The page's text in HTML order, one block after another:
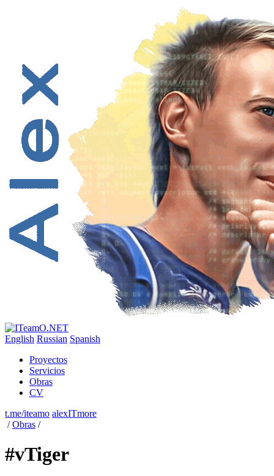
English Russian Spanish
Proyectos
Servicios
Obras
CV
t.me/iteamo alexITmore
/ Obras /
#vTiger